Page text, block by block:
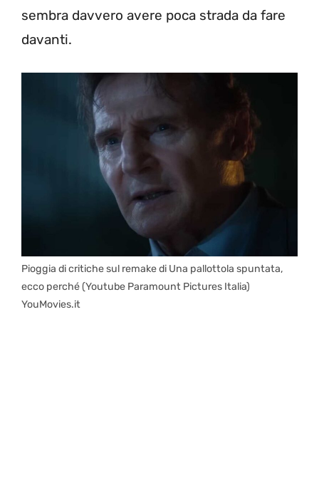
sembra davvero avere poca strada da fare
davanti.
Pioggia di critiche sul remake di Una pallottola spuntata,
ecco perché (Youtube Paramount Pictures Italia)
YouMovies.it